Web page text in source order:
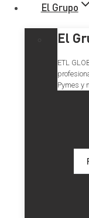
El Grupo
El
ETL
Pymes y